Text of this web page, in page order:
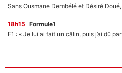
18h15 Formule1